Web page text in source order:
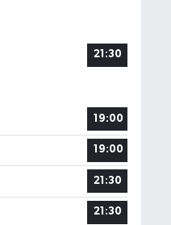
21:30
19:00
19:00
21:30
21:30